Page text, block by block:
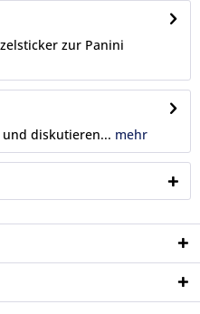
zur Panini
diskutieren... mehr